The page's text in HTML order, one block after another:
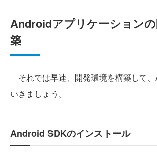
Androidアプリケーション
築
それでは早速、開発環境を構築して
いきましょう。
Android SDKのインストール